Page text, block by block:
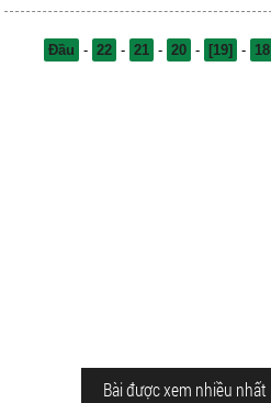
Đầu - 22 - 21 - 20 - [19] - 18
Bài được xem nhiều nhất